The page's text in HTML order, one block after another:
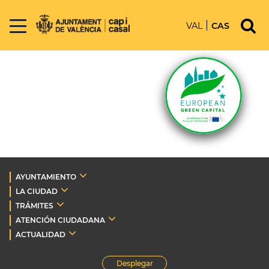
VAL CAS
AYUNTAMIENTO
LA CIUDAD
TRÁMITES
ATENCIÓN CIUDADANA
ACTUALIDAD
Desplegar